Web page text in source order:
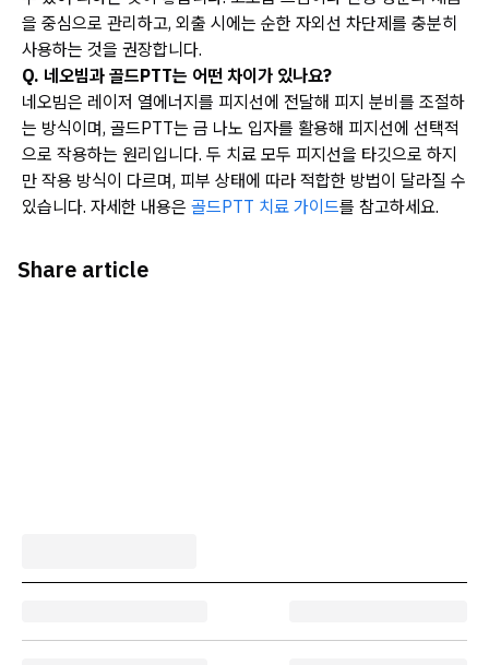
을 중심으로 관리하고, 외출 시에는 순한 자외선 차단제를 충분히
사용하는 것을 권장합니다.
Q. 네오빔과 골드PTT는 어떤 차이가 있나요?
네오빔은 레이저 열에너지를 피지선에 전달해 피지 분비를 조절하
는 방식이며, 골드PTT는 금 나노 입자를 활용해 피지선에 선택적
으로 작용하는 원리입니다. 두 치료 모두 피지선을 타깃으로 하지
만 작용 방식이 다르며, 피부 상태에 따라 적합한 방법이 달라질 수
있습니다. 자세한 내용은 골드PTT 치료 가이드를 참고하세요.
Share article